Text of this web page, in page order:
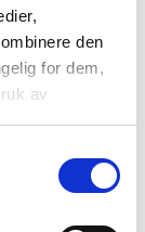
den
for dem,
av